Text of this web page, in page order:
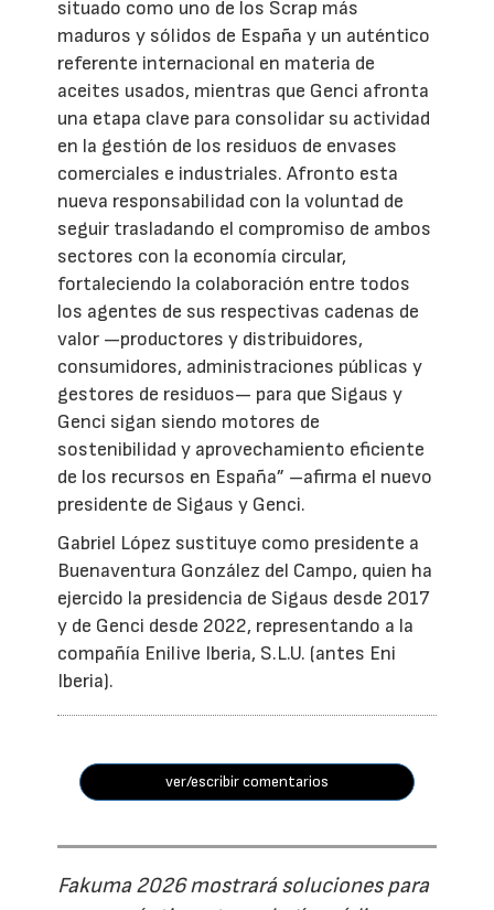
situado como uno de los Scrap más
maduros y sólidos de España y un auténtico
referente internacional en materia de
aceites usados, mientras que Genci afronta
una etapa clave para consolidar su actividad
en la gestión de los residuos de envases
comerciales e industriales. Afronto esta
nueva responsabilidad con la voluntad de
seguir trasladando el compromiso de ambos
sectores con la economía circular,
fortaleciendo la colaboración entre todos
los agentes de sus respectivas cadenas de
valor —productores y distribuidores,
consumidores, administraciones públicas y
gestores de residuos— para que Sigaus y
Genci sigan siendo motores de
sostenibilidad y aprovechamiento eficiente
de los recursos en España” –afirma el nuevo
presidente de Sigaus y Genci.
Gabriel López sustituye como presidente a
Buenaventura González del Campo, quien ha
ejercido la presidencia de Sigaus desde 2017
y de Genci desde 2022, representando a la
compañía Enilive Iberia, S.L.U. (antes Eni
Iberia).
ver/escribir comentarios
Fakuma 2026 mostrará soluciones para